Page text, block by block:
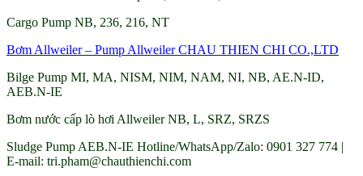
Cargo Pump NB, 236, 216, NT
Bơm Allweiler – Pump Allweiler CHAU THIEN CHI CO.,LTD
Bilge Pump MI, MA, NISM, NIM, NAM, NI, NB, AE.N-ID,
AEB.N-IE
Bơm nước cấp lò hơi Allweiler NB, L, SRZ, SRZS
Sludge Pump AEB.N-IE Hotline/WhatsApp/Zalo: 0901 327 774 |
E-mail: tri.pham@chauthienchi.com